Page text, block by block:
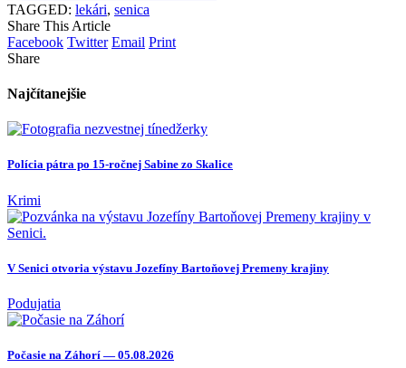
TAGGED: lekári, senica
Share This Article
Facebook Twitter Email Print
Share
Najčítanejšie
Polícia pátra po 15-ročnej Sabine zo Skalice
Krimi
V Senici otvoria výstavu Jozefíny Bartoňovej Premeny krajiny
Podujatia
Počasie na Záhorí — 05.08.2026